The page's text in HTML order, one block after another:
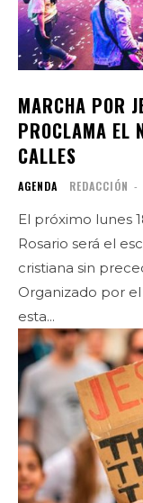
MARCHA POR
PROCLAMA EL
CALLES
AGENDA REDACCIÓN -
El próximo lunes
Rosario será el
cristiana sin
Organizado por
esta...